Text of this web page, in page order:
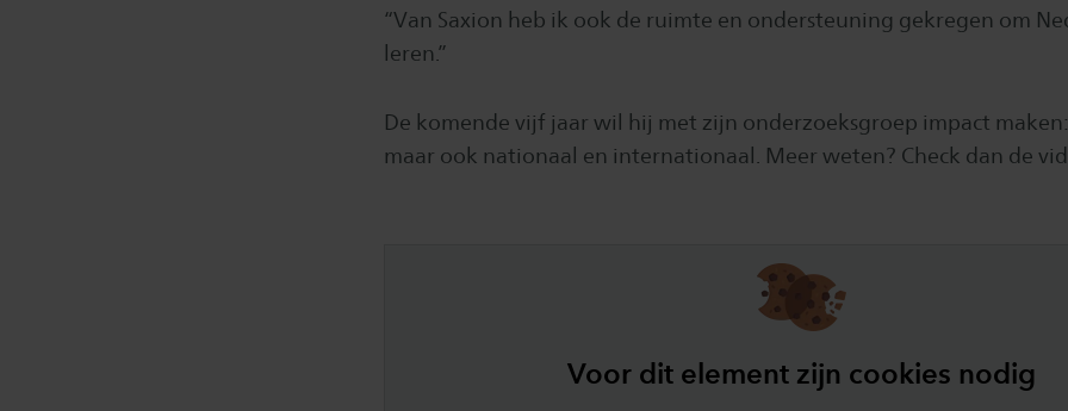
“Van Saxion heb ik ook de ruimte en ondersteuning gekregen om
leren.”
De komende vijf jaar wil hij met zijn onderzoeksgroep impact
maar ook nationaal en internationaal. Meer weten? Check dan de
Voor dit element zijn cookies nodig